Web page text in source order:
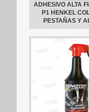
ADHESIVO ALTA
P1 HENKEL
PESTAÑAS Y